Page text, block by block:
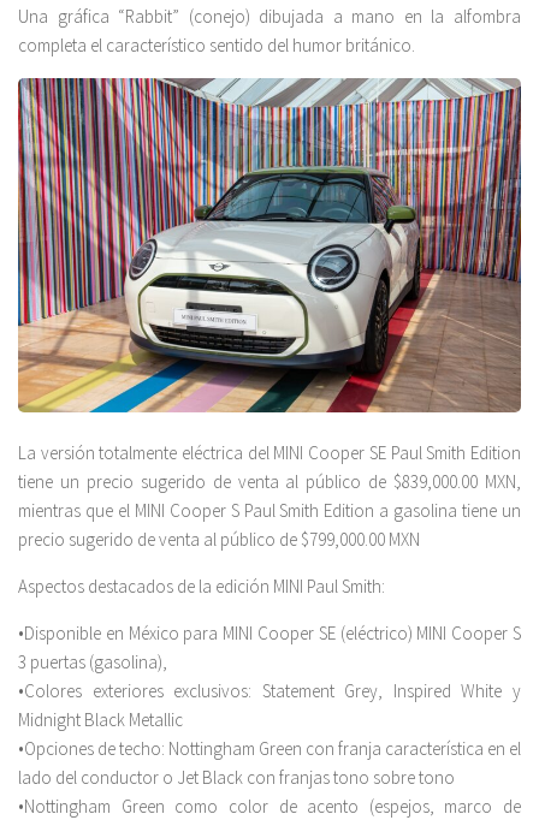
Una gráfica “Rabbit” (conejo) dibujada a mano en la alfombra
completa el característico sentido del humor británico.
La versión totalmente eléctrica del MINI Cooper SE Paul Smith Edition
tiene un precio sugerido de venta al público de $839,000.00 MXN,
mientras que el MINI Cooper S Paul Smith Edition a gasolina tiene un
precio sugerido de venta al público de $799,000.00 MXN
Aspectos destacados de la edición MINI Paul Smith:
•Disponible en México para MINI Cooper SE (eléctrico) MINI Cooper S
3 puertas (gasolina),
•Colores exteriores exclusivos: Statement Grey, Inspired White y
Midnight Black Metallic
•Opciones de techo: Nottingham Green con franja característica en el
lado del conductor o Jet Black con franjas tono sobre tono
•Nottingham Green como color de acento (espejos, marco de